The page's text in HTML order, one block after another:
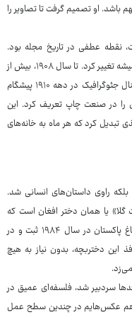
باشد. او تصمیم گرفت تا تصاویر را
مناظر تبت، نقطه عطفی در تاریخ مجله بود.
استقبال مخاطبان چنان بود که مسیر نشریه برای همیشه تغییر کرد. تا سال ۱۹۰۸، بیش از
نیمی از صفحات مجله به عکس اختصاص یافت. نشنال جئوگرافیک در دهه ۱۹۱۰ پیشگام
را در صنعت چاپ تعریف کرد. این
تبدیل کرد که هر ماه به خانه‌های
راوی داستان‌های انسانی شد.
گلا» یا همان دختر افغان است که
توسط استیو مک‌کوری در اردوگاه پناهندگان ناصر باغ پاکستان در سال ۱۹۸۴ ثبت و در
این دختربچه، بدون نیاز به هیچ
سردبیر شد، فلسفه‌ای عمیق در
عکس‌هایم در چندین سطح عمل